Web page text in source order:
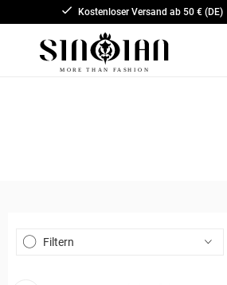
Kostenloser Versand ab 50 € (DE)
Filtern